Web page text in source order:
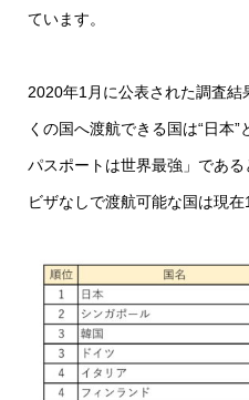
ています。
2020年1月に公表された調査
くの国へ渡航できる国は“日本
パスポートは世界最強」であ
ビザなしで渡航可能な国は現在